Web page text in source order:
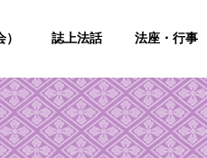
誌上法話 法座・行事